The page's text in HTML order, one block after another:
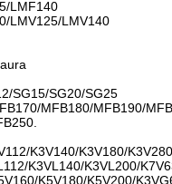
LMF140
LMV125/LMV140
SG15/SG20/SG25
MFB180/MFB190/
K3V140/K3V180/K3V280
K3VL140/K3VL200/
K5V180/K5V200/